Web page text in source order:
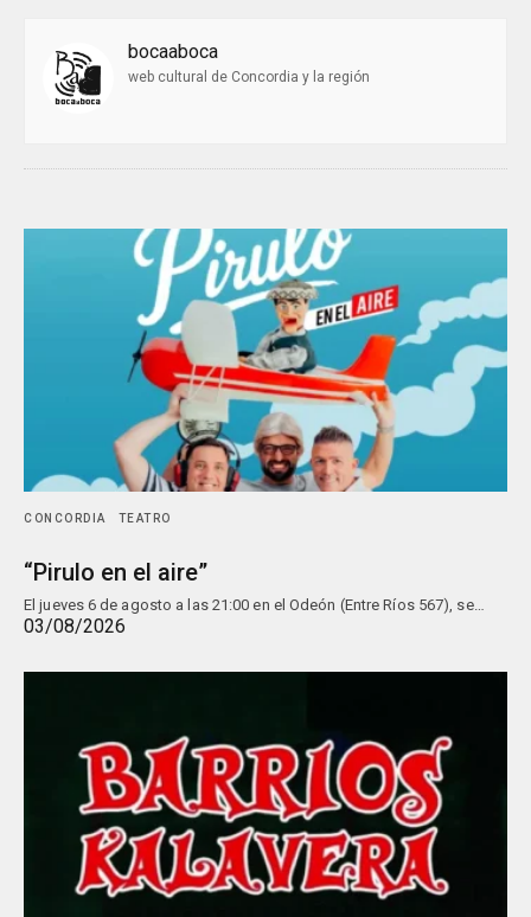
bocaaboca
web cultural de Concordia y la región
CONCORDIA TEATRO
“Pirulo en el aire”
El jueves 6 de agosto a las 21:00 en el Odeón (Entre Ríos 567), se…
03/08/2026